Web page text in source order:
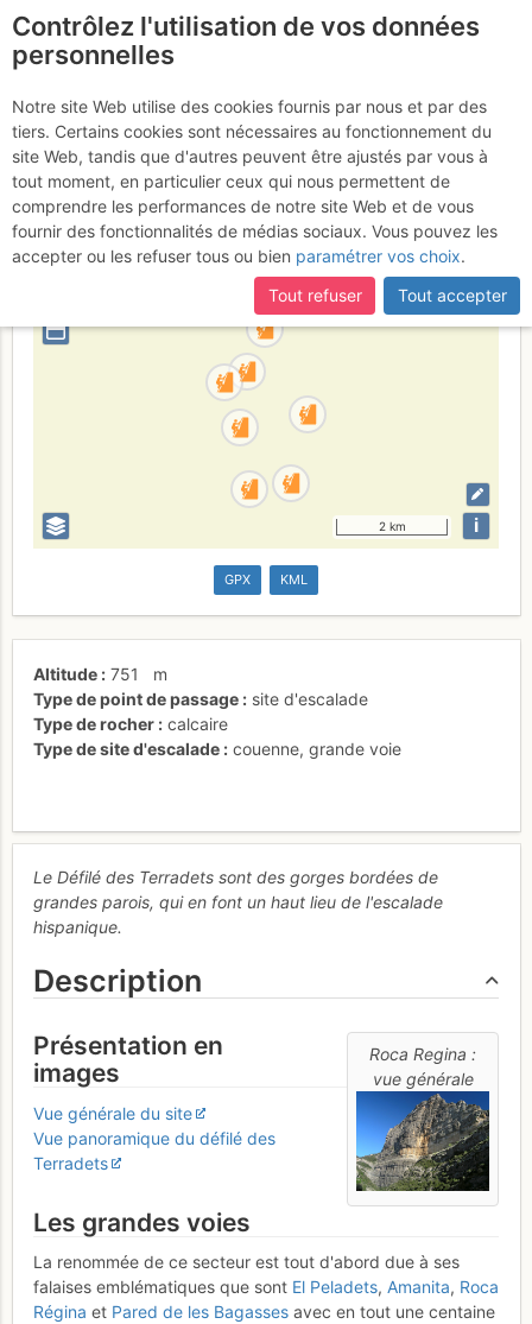
certaines pages ne sont plus accessibles, manquantes ou
incomplètes, déconnectez-vous puis reconnectez-vous à votre
compte sur le site.
Défilé des Terradets
Espagne Province de Lleida Serres catalanes
+
–
2 km i
GPX KML
Altitude 751
m
Type de point de passage
site d'escalade
Type de rocher
calcaire
Type de site d'escalade
couenne, grande voie
Le Défilé des Terradets sont des gorges bordées de
grandes parois, qui en font un haut lieu de l'escalade
hispanique.
Description
Roca Regina :
vue générale
Présentation en
images
Vue générale du site
Vue panoramique du défilé des
Terradets
Les grandes voies
La renommée de ce secteur est tout d'abord due à ses
falaises emblématiques que sont El Peladets, Amanita, Roca
Régina et Pared de les Bagasses avec en tout une centaine
Contrôlez l'utilisation de vos données
personnelles
Notre site Web utilise des cookies fournis par nous et par des
tiers. Certains cookies sont nécessaires au fonctionnement du
site Web, tandis que d'autres peuvent être ajustés par vous à
tout moment, en particulier ceux qui nous permettent de
comprendre les performances de notre site Web et de vous
fournir des fonctionnalités de médias sociaux. Vous pouvez les
accepter ou les refuser tous ou bien paramétrer vos choix.
Tout refuser
Tout accepter